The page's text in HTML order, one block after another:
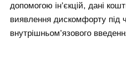
допомогою ін’єкцій, дані
виявлення дискомфорту під
внутрішньом’язового